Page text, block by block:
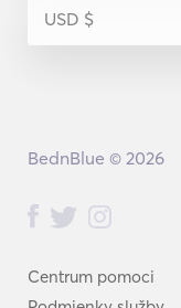
Centrum pomoci
BednBlue © 2026